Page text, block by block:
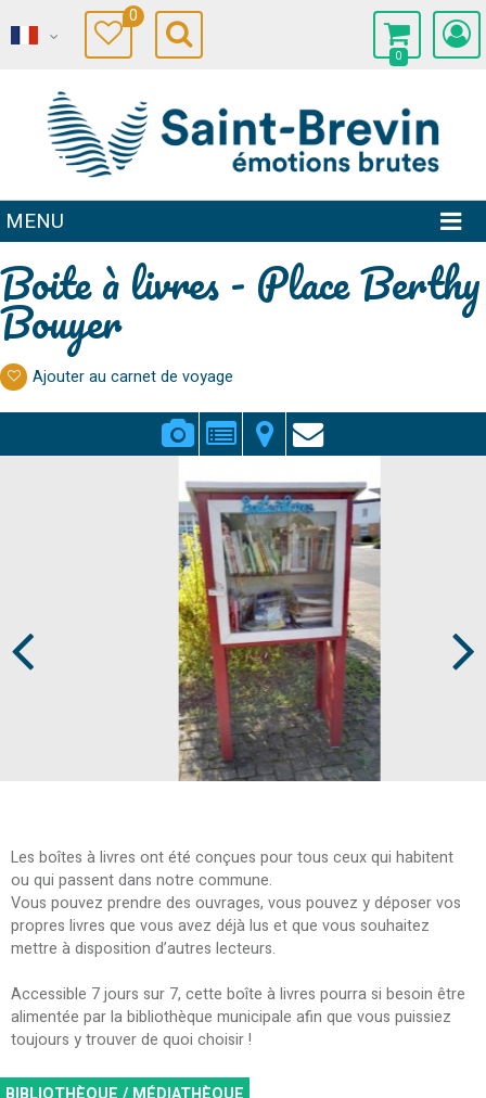
0
0
MENU
Boite à livres - Place Berthy
Bouyer
Ajouter au carnet de voyage
Les boîtes à livres ont été conçues pour tous ceux qui habitent
ou qui passent dans notre commune.
Vous pouvez prendre des ouvrages, vous pouvez y déposer vos
propres livres que vous avez déjà lus et que vous souhaitez
mettre à disposition d’autres lecteurs.
Accessible 7 jours sur 7, cette boîte à livres pourra si besoin être
alimentée par la bibliothèque municipale afin que vous puissiez
toujours y trouver de quoi choisir !